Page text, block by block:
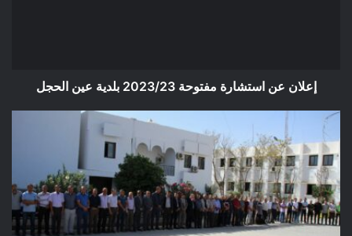
إعلان عن استشارة مفتوحة 2023/23 بلدية عين الحجل
دقيقة
ترحما
على
أرواح
شهداء
مظاهرات